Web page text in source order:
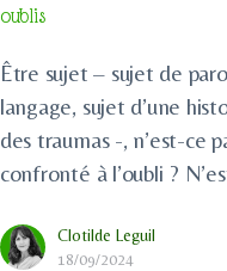
oublis
Être sujet – sujet de
langage, sujet d’une
des traumas -, n’est-ce
confronté à l’oubli ?
Clotilde Leguil
18/09/2024